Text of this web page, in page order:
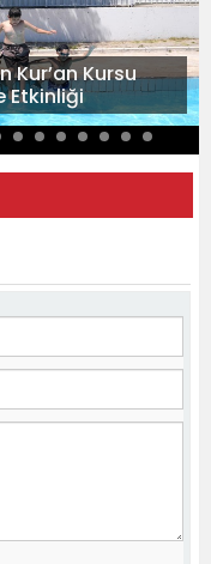
Kur’an Kursu
Etkinliği